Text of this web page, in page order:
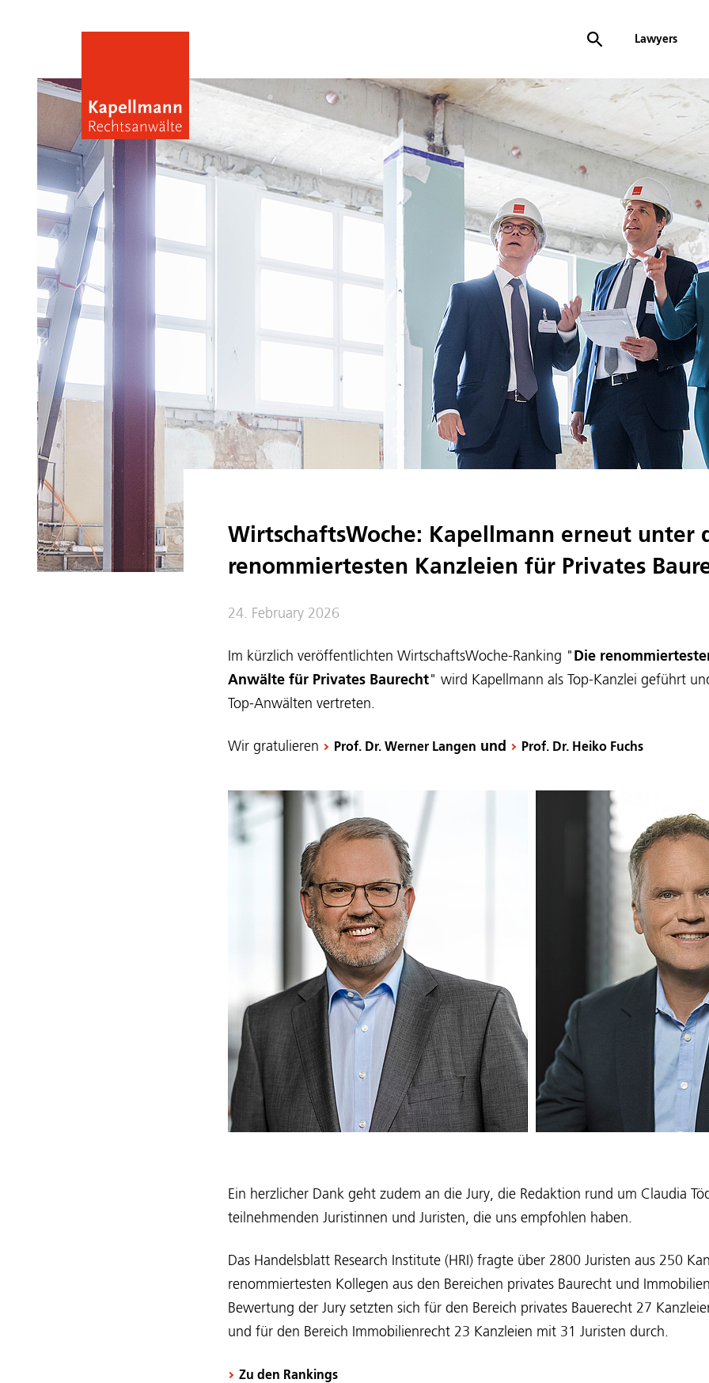
Lawyers
WirtschaftsWoche: Kapellmann erneut unter
renommiertesten Kanzleien für Privates
24. February 2026
Im kürzlich veröffentlichten WirtschaftsWoche-Ranking " Die
Anwälte für Privates Baurecht" wird Kapellmann als Top-Kanzlei geführt
Top-Anwälten vertreten.
Wir gratulieren Prof. Dr. Werner Langen und Prof. Dr. Heiko Fuchs
Ein herzlicher Dank geht zudem an die Jury, die Redaktion rund um Claudia
teilnehmenden Juristinnen und Juristen, die uns empfohlen haben.
Das Handelsblatt Research Institute (HRI) fragte über 2800 Juristen aus 250
renommiertesten Kollegen aus den Bereichen privates Baurecht und
Bewertung der Jury setzten sich für den Bereich privates Bauerecht 27
und für den Bereich Immobilienrecht 23 Kanzleien mit 31 Juristen durch.
Zu den Rankings